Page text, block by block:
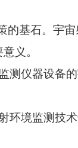
的基石。宇
义。
测仪器设备
环境监测技